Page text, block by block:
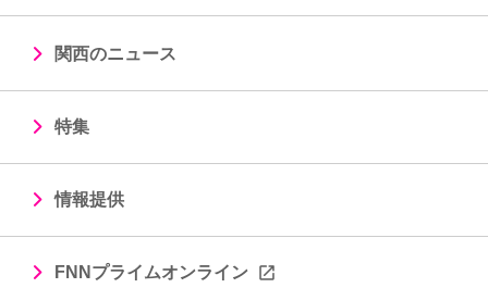
関西のニュース
特集
情報提供
FNNプライムオンライン